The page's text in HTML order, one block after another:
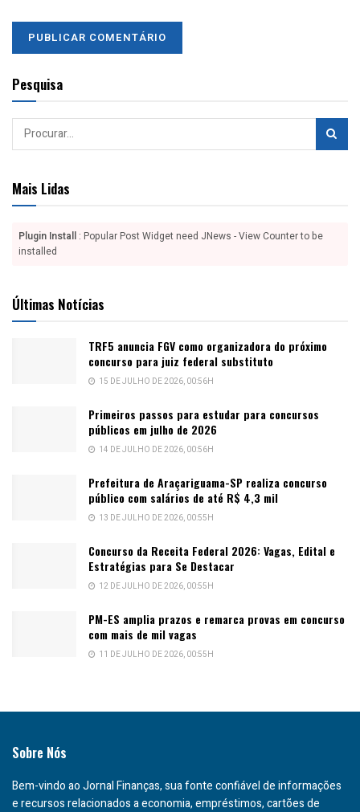
Pesquisa
Mais Lidas
Plugin Install : Popular Post Widget need JNews - View Counter to be
installed
Últimas Notícias
TRF5 anuncia FGV como organizadora do próximo
concurso para juiz federal substituto
15 DE JULHO DE 2026, 00:56H
Primeiros passos para estudar para concursos
públicos em julho de 2026
14 DE JULHO DE 2026, 00:56H
Prefeitura de Araçariguama-SP realiza concurso
público com salários de até R$ 4,3 mil
13 DE JULHO DE 2026, 00:55H
Concurso da Receita Federal 2026: Vagas, Edital e
Estratégias para Se Destacar
12 DE JULHO DE 2026, 00:55H
PM-ES amplia prazos e remarca provas em concurso
com mais de mil vagas
11 DE JULHO DE 2026, 00:55H
Sobre Nós
Bem-vindo ao Jornal Finanças, sua fonte confiável de informações
e recursos relacionados a economia, empréstimos, cartões de